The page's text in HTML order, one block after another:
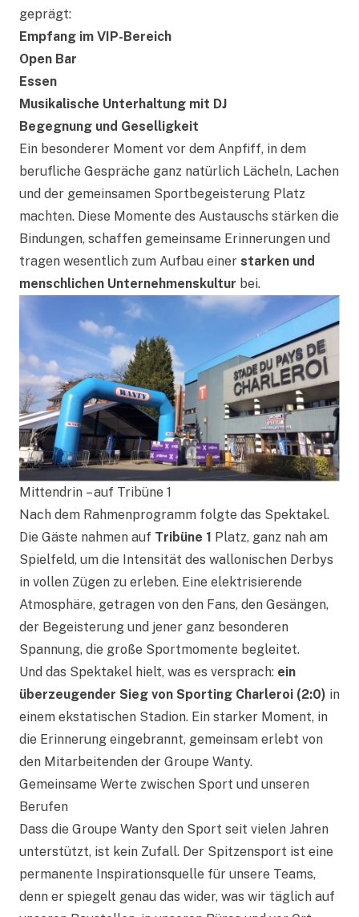
geprägt:
Empfang im VIP-Bereich
Open Bar
Essen
Musikalische Unterhaltung mit DJ
Begegnung und Geselligkeit
Ein besonderer Moment vor dem Anpfiff, in dem
berufliche Gespräche ganz natürlich Lächeln, Lachen
und der gemeinsamen Sportbegeisterung Platz
machten. Diese Momente des Austauschs stärken die
Bindungen, schaffen gemeinsame Erinnerungen und
tragen wesentlich zum Aufbau einer starken und
menschlichen Unternehmenskultur bei.
Mittendrin – auf Tribüne 1
Nach dem Rahmenprogramm folgte das Spektakel.
Die Gäste nahmen auf Tribüne 1 Platz, ganz nah am
Spielfeld, um die Intensität des wallonischen Derbys
in vollen Zügen zu erleben. Eine elektrisierende
Atmosphäre, getragen von den Fans, den Gesängen,
der Begeisterung und jener ganz besonderen
Spannung, die große Sportmomente begleitet.
Und das Spektakel hielt, was es versprach: ein
überzeugender Sieg von Sporting Charleroi (2:0) in
einem ekstatischen Stadion. Ein starker Moment, in
die Erinnerung eingebrannt, gemeinsam erlebt von
den Mitarbeitenden der Groupe Wanty.
Gemeinsame Werte zwischen Sport und unseren
Berufen
Dass die Groupe Wanty den Sport seit vielen Jahren
unterstützt, ist kein Zufall. Der Spitzensport ist eine
permanente Inspirationsquelle für unsere Teams,
denn er spiegelt genau das wider, was wir täglich auf